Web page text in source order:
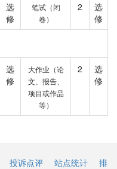
选
修
笔试（闭
卷）
2
选
修
选
修
大作业（论
文、报告、
项目或作品
等）
2
选
修
投诉点评 站点统计
排